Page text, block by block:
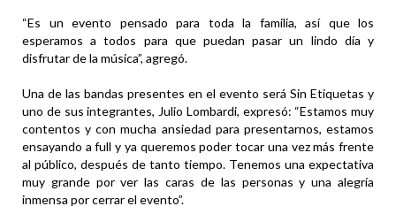
“Es un evento pensado para toda la familia, así que los
esperamos a todos para que puedan pasar un lindo día y
disfrutar de la música”, agregó.
Una de las bandas presentes en el evento será Sin Etiquetas y
uno de sus integrantes, Julio Lombardi, expresó: “Estamos muy
contentos y con mucha ansiedad para presentarnos, estamos
ensayando a full y ya queremos poder tocar una vez más frente
al público, después de tanto tiempo. Tenemos una expectativa
muy grande por ver las caras de las personas y una alegría
inmensa por cerrar el evento”.